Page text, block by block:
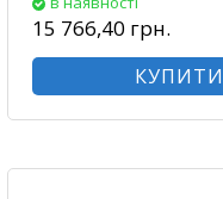
15 766,40 грн.
КУПИТИ